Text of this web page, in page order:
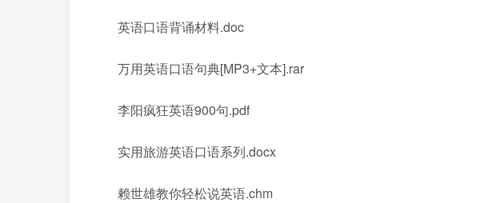
英语口语背诵材料.doc
万用英语口语句典[MP3+文本].rar
李阳疯狂英语900句.pdf
实用旅游英语口语系列.docx
赖世雄教你轻松说英语.chm